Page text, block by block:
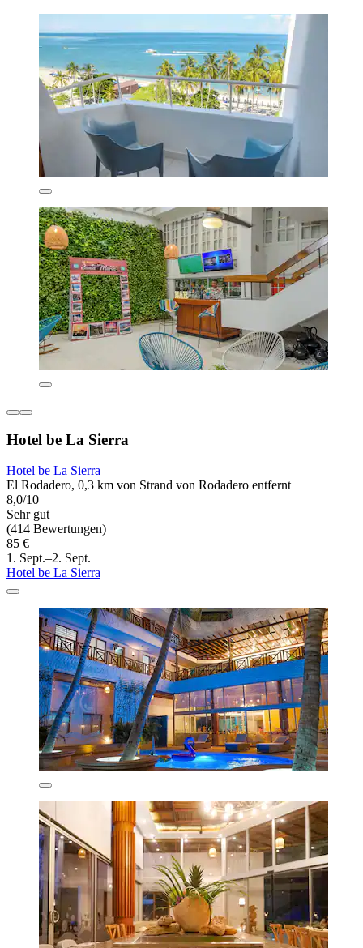
Hotel be La Sierra
Hotel be La Sierra
El Rodadero, 0,3 km von Strand von Rodadero entfernt
8,0/10
Sehr gut
(414 Bewertungen)
85 €
1. Sept.–2. Sept.
Hotel be La Sierra